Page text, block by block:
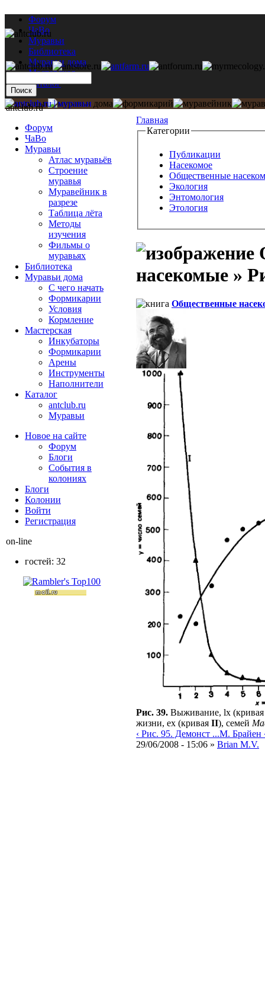
Форум
ЧаВо
Муравьи
Библиотека
Муравьи дома
Мастерская
Каталог
Главная
Категории
Публикации
Насекомое
Общественные
Экология
Энтомология
Этология
насекомые »
Общественные
Рис. 39. Выживание, lx
жизни, ex (кривая II), семей
‹ Рис. 95. Демонст ...М. Брайен
29/06/2008 - 15:06 » Brian M.V.
antclub.ru
Форум
ЧаВо
Муравьи
Атлас муравьёв
Строение
муравья
Муравейник в
разрезе
Таблица лёта
Методы
изучения
Фильмы о
муравьях
Библиотека
Муравьи дома
С чего начать
Формикарии
Условия
Кормление
Мастерская
Инкубаторы
Формикарии
Арены
Инструменты
Наполнители
Каталог
antclub.ru
Муравьи
Новое на сайте
Форум
Блоги
События в
колониях
Блоги
Колонии
Войти
Peгиcтpaция
on-line
гостей: 32